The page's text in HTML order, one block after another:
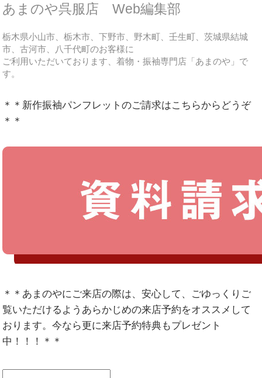
あまのや呉服店 Web編集部
栃木県小山市、栃木市、下野市、野木町、壬生町、茨城県結城
市、古河市、八千代町のお客様に
ご利用いただいております、着物・振袖専門店「あまのや」で
す。
＊＊新作振袖パンフレットのご請求はこちらからどうぞ
＊＊
＊＊あまのやにご来店の際は、安心して、ごゆっくりご
覧いただけるようあらかじめの来店予約をオススメして
おります。今なら更に来店予約特典もプレゼント
中！！！＊＊